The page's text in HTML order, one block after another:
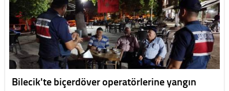
Bilecik'te biçerdöver operatörlerine yangın